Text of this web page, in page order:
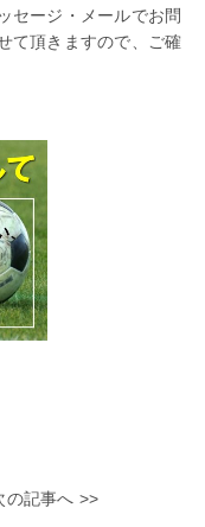
セージ・メールでお問
て頂きますので、ご確
の記事へ >>